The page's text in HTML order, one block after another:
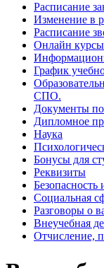
Расписание
Изменение в
Расписание
Онлайн курсы
График
СПО.
Документы
Дипломное
Наука
Бонусы для
Реквизиты
Безопасность
Социальная
Разговоры о
Внеучебная
Отчисление,